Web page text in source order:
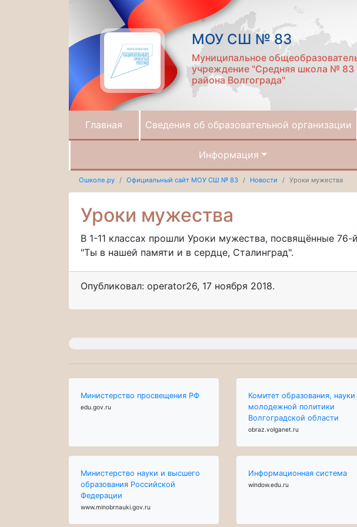
МОУ СШ № 83
Муниципальное
учреждение "Средняя школа № 83
района Волгограда"
Главная Сведения об образовательной организации
Информация
Ошколе.ру Официальный сайт МОУ СШ № 83 Новости Уроки мужества
Уроки мужества
В 1-11 классах прошли Уроки мужества, посвящённые
"Ты в нашей памяти и в сердце, Сталинград".
Опубликовал: operator26, 17 ноября 2018.
Министерство просвещения РФ
edu.gov.ru
Комитет образования, науки
молодежной политики
Волгоградской области
obraz.volganet.ru
Министерство науки и высшего
образования Российской
Федерации
www.minobrnauki.gov.ru
Информационная система
window.edu.ru